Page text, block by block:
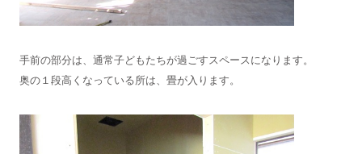
手前の部分は、通常子どもたちが過ごすスペースになります。
奥の１段高くなっている所は、畳が入ります。